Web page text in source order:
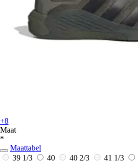
+8
Maat
*
Maattabel
39 1/3
40 40 2/3 41 1/3